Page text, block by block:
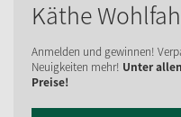
Käthe
Anmelden und gewinnen!
Neuigkeiten mehr! Unter
Preise!